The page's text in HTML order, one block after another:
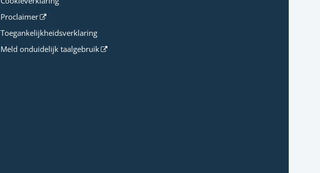
Proclaimer
Toegankelijkheidsverklaring
Meld onduidelijk taalgebruik